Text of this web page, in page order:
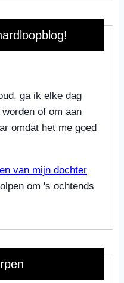
ga ik elke dag
of om aan
omdat het me goed
van mijn dochter
om 's ochtends